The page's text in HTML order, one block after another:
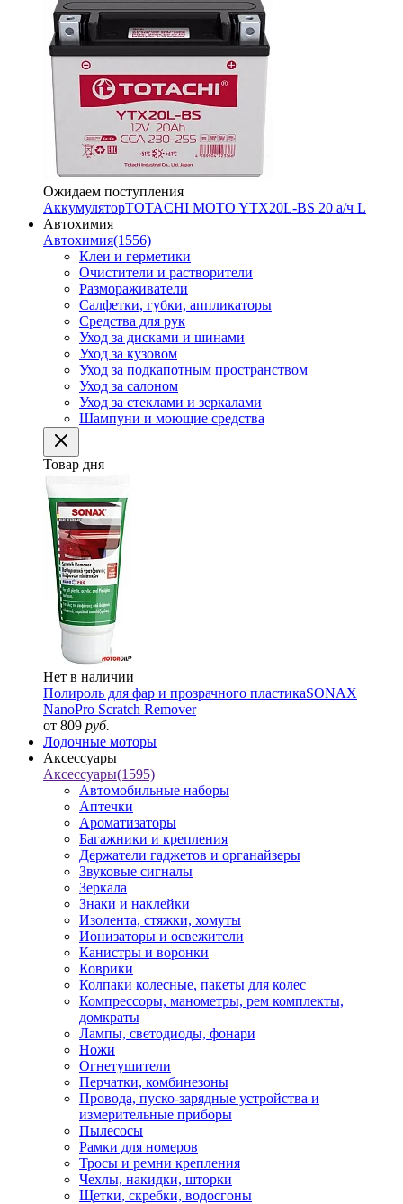
Ожидаем поступления
АккумуляторTOTACHI MOTO YTX20L-BS 20 а/ч L
Автохимия
Автохимия(1556)
Клеи и герметики
Очистители и растворители
Размораживатели
Салфетки, губки, аппликаторы
Средства для рук
Уход за дисками и шинами
Уход за кузовом
Уход за подкапотным пространством
Уход за салоном
Уход за стеклами и зеркалами
Шампуни и моющие средства
Товар дня
Нет в наличии
Полироль для фар и прозрачного пластикаSONAX
NanoPro Scratch Remover
от 809 руб.
Лодочные моторы
Аксессуары
Аксессуары(1595)
Автомобильные наборы
Аптечки
Ароматизаторы
Багажники и крепления
Держатели гаджетов и органайзеры
Звуковые сигналы
Зеркала
Знаки и наклейки
Изолента, стяжки, хомуты
Ионизаторы и освежители
Канистры и воронки
Коврики
Колпаки колесные, пакеты для колес
Компрессоры, манометры, рем комплекты,
домкраты
Лампы, светодиоды, фонари
Ножи
Огнетушители
Перчатки, комбинезоны
Провода, пуско-зарядные устройства и
измерительные приборы
Пылесосы
Рамки для номеров
Тросы и ремни крепления
Чехлы, накидки, шторки
Щетки, скребки, водосгоны